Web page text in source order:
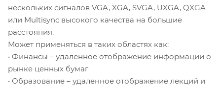
нескольких сигналов VGA, XGA, SVGA, UXGA, QXGA
или Multisync высокого качества на большие
расстояния.
Может применяться в таких областях как:
• Финансы – удаленное отображение информации о
рынке ценных бумаг
• Образование – удаленное отображение лекций и